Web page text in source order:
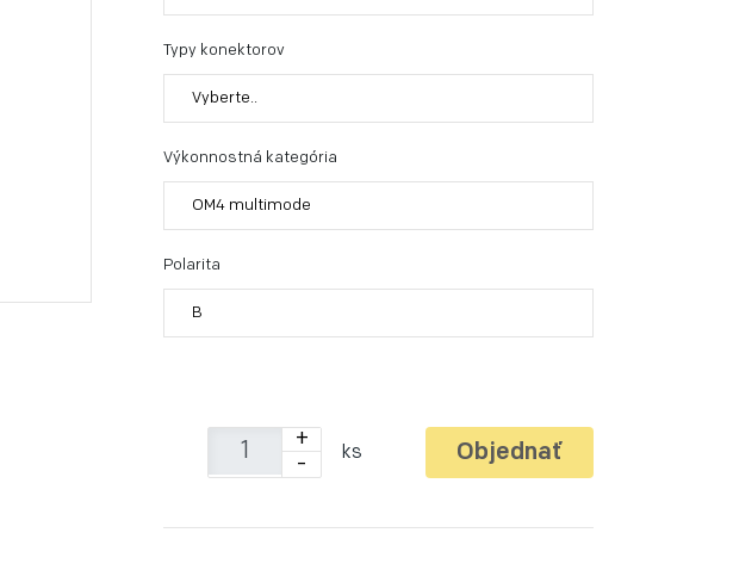
Typy konektorov
Vyberte..
Výkonnostná kategória
OM4 multimode
Polarita
B
+
-
ks Objednať